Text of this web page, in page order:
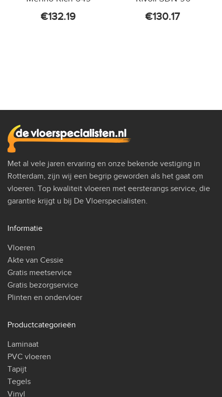
€132.19 €130.17
Met al vele jaren ervaring en onze bekende vestiging in
Rotterdam, zijn wij een begrip geworden als het gaat om
vloeren. Top kwaliteit vloeren met eersterangs service, die
garantie krijgt u bij De Vloerspecialisten.
Informatie
Vloeren
Akte van Cessie
Gratis meetservice
Gratis bezorgservice
Plinten en ondervloer
Productcategorieën
Laminaat
PVC vloeren
Tapijt
Tegels
Vinyl